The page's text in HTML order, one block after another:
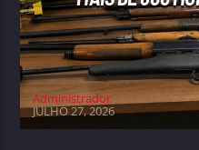
Administrador
JULHO 27, 2026